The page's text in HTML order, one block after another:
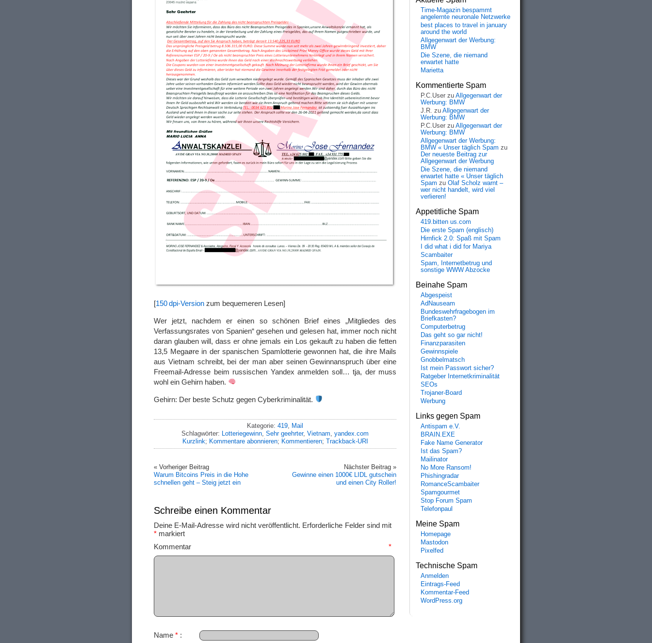
[150 dpi-Version zum bequemeren Lesen]
Wer jetzt, nachdem er einen so schönen Brief eines „Mitgliedes des
Verfassungsrates von Spanien“ gesehen und gelesen hat, immer noch nicht
daran glauben will, dass er ohne jemals ein Los gekauft zu haben die fetten
13,5 Megaøre in der spanischen Spamlotterie gewonnen hat, die ihre Mails
aus Vietnam schreibt, bei der man aber seinen Gewinnanspruch über eine
Freemail-Adresse beim russischen Yandex anmelden soll… tja, der muss
wohl ein Gehirn haben.
Gehirn: Der beste Schutz gegen Cyberkriminalität.
Kategorie: 419
Mail
Schlagwörter:
Lotteriegewinn Sehr geehrter, Vietnam yandex.com
Kurzlink; Kommentare abonnieren; Kommentieren; Trackback-URI
« Vorheriger Beitrag
Warum Bitcoins Preis in die Hohe
schnellen geht – Steig jetzt ein
Nächster Beitrag »
Gewinne einen 1000€ LIDL gutschein
und einen City Roller!
Schreibe einen Kommentar
Deine E-Mail-Adresse wird nicht veröffentlicht. Erforderliche Felder sind mit
* markiert
Kommentar *
Name *
Time-Magazin bespammt
angelernte neuronale Netzwerke
best places to travel in january
around the world
Allgegenwart der Werbung:
BMW
Die Szene, die niemand
erwartet hatte
Marietta
Kommentierte Spam
P.C.User zu Allgegenwart der
Werbung: BMW
J.R. zu Allgegenwart der
Werbung: BMW
P.C.User zu Allgegenwart der
Werbung: BMW
Allgegenwart der Werbung:
BMW « Unser täglich Spam zu
Der neueste Beitrag zur
Allgegenwart der Werbung
Die Szene, die niemand
erwartet hatte « Unser täglich
Spam zu Olaf Scholz warnt –
wer nicht handelt, wird viel
verlieren!
Appetitliche Spam
419.bitten us.com
Die erste Spam (englisch)
Hirnfick 2.0: Spaß mit Spam
I did what i did for Mariya
Scambaiter
Spam, Internetbetrug und
sonstige WWW Abzocke
Beinahe Spam
Abgespeist
AdNauseam
Bundeswehrfragebogen im
Briefkasten?
Computerbetrug
Das geht so gar nicht!
Finanzparasiten
Gewinnspiele
Gnobbelmatsch
Ist mein Passwort sicher?
Ratgeber Internetkriminalität
SEOs
Trojaner-Board
Werbung
Links gegen Spam
Antispam e.V.
BRAIN.EXE
Fake Name Generator
Ist das Spam?
Mailinator
No More Ransom!
Phishingradar
RomanceScambaiter
Spamgourmet
Stop Forum Spam
Telefonpaul
Meine Spam
Homepage
Mastodon
Pixelfed
Technische Spam
Anmelden
Eintrags-Feed
Kommentar-Feed
WordPress.org